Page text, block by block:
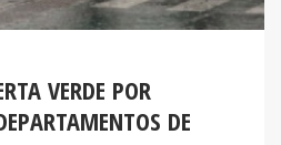
VERDE POR
DE